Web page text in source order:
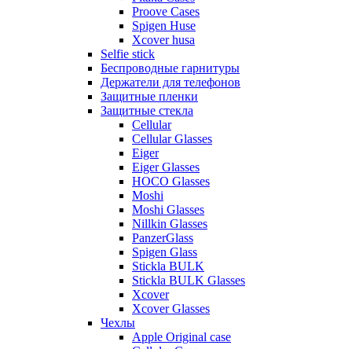
Proove Cases
Spigen Huse
Xcover husa
Selfie stick
Беспроводные гарнитуры
Держатели для телефонов
Защитные пленки
Защитные стекла
Cellular
Cellular Glasses
Eiger
Eiger Glasses
HOCO Glasses
Moshi
Moshi Glasses
Nillkin Glasses
PanzerGlass
Spigen Glass
Stickla BULK
Stickla BULK Glasses
Xcover
Xcover Glasses
Чехлы
Apple Original case